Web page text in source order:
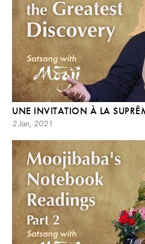
UNE INVITATION À LA
2 Jan, 2021